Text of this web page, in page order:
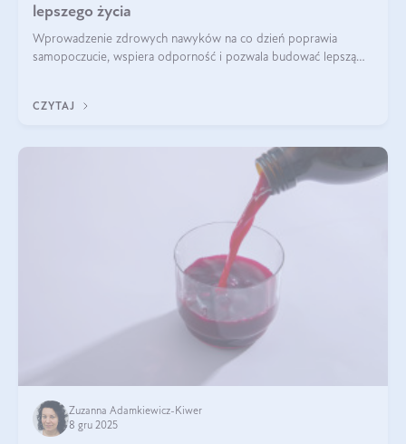
lepszego życia
Wprowadzenie zdrowych nawyków na co dzień poprawia
samopoczucie, wspiera odporność i pozwala budować lepszą
CZYTAJ
Zuzanna Adamkiewicz-Kiwer
8 gru 2025